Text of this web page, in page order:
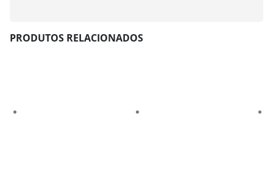
PRODUTOS RELACIONADOS